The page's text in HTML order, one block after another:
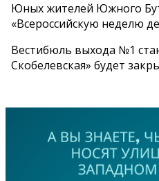
Юных жителей Южного
«Всероссийскую неделю
Вестибюль выхода №1
Скобелевская» будет